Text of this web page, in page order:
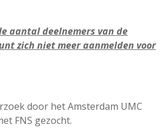
aantal deelnemers van de
zich niet meer aanmelden voor
door het Amsterdam UMC
FNS gezocht.